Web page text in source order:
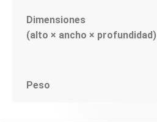
Dimensiones
(alto × ancho × profundidad)
Peso